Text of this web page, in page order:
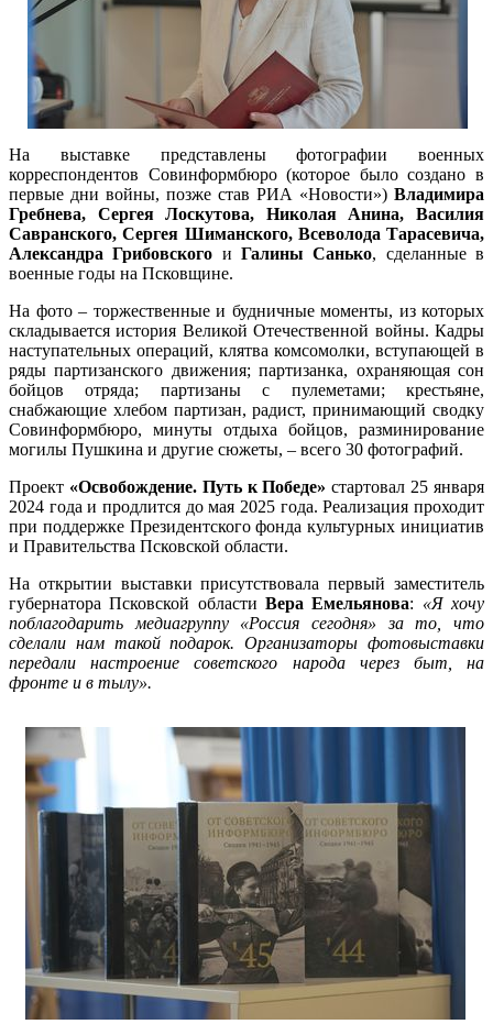
На выставке представлены фотографии военных
корреспондентов Совинформбюро (которое было создано в
первые дни войны, позже став РИА «Новости») Владимира
Гребнева, Сергея Лоскутова, Николая Анина, Василия
Савранского, Сергея Шиманского, Всеволода Тарасевича,
Александра Грибовского иГалины Санько, сделанные в
военные годы на Псковщине.
На фото – торжественные и будничные моменты, из которых
складывается история Великой Отечественной войны. Кадры
наступательных операций, клятва комсомолки, вступающей в
ряды партизанского движения; партизанка, охраняющая сон
бойцов отряда; партизаны с пулеметами; крестьяне,
снабжающие хлебом партизан, радист, принимающий сводку
Совинформбюро, минуты отдыха бойцов, разминирование
могилы Пушкина и другие сюжеты, – всего 30 фотографий.
Проект «Освобождение. Путь к Победе» стартовал 25 января
2024 года и продлится до мая 2025 года. Реализация проходит
при поддержке Президентского фонда культурных инициатив
и Правительства Псковской области.
На открытии выставки присутствовала первый заместитель
губернатора Псковской области Вера Емельянова: «Я хочу
поблагодарить медиагруппу «Россия сегодня» за то, что
сделали нам такой подарок. Организаторы фотовыставки
передали настроение советского народа через быт, на
фронте и в тылу».